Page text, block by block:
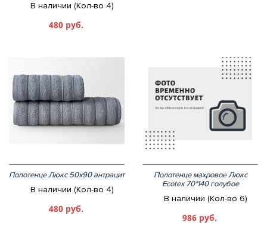
В наличии (Кол-во 4)
480 руб.
Полотенце Люкс 50х90 антрацит
В наличии (Кол-во 4)
480 руб.
Полотенце махровое Люкс
Ecotex 70*140 голубое
В наличии (Кол-во 6)
986 руб.